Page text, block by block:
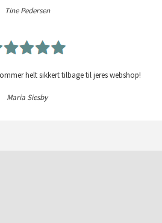
Tine Pedersen
helt sikkert tilbage til jeres webshop!
Maria Siesby